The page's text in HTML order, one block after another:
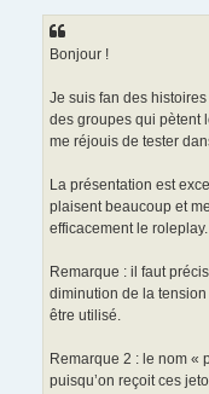
Bonjour !
Je suis fan des
des groupes qui pètent
me réjouis de tester
La présentation est
plaisent beaucoup et
efficacement le roleplay.
Remarque : il faut
diminution de la
être utilisé.
Remarque 2 : le nom «
puisqu’on reçoit ces